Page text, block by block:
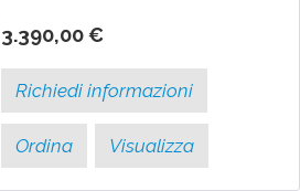
3.390,00 €
Richiedi informazioni
Ordina Visualizza